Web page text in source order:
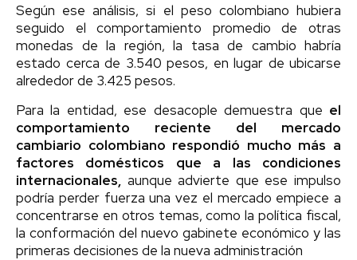
Según ese análisis, si el peso colombiano hubiera
seguido el comportamiento promedio de otras
monedas de la región, la tasa de cambio habría
estado cerca de 3.540 pesos, en lugar de ubicarse
alrededor de 3.425 pesos.
Para la entidad, ese desacople demuestra que el
comportamiento reciente del mercado
cambiario colombiano respondió mucho más a
factores domésticos que a las condiciones
internacionales, aunque advierte que ese impulso
podría perder fuerza una vez el mercado empiece a
concentrarse en otros temas, como la política fiscal,
la conformación del nuevo gabinete económico y las
primeras decisiones de la nueva administración